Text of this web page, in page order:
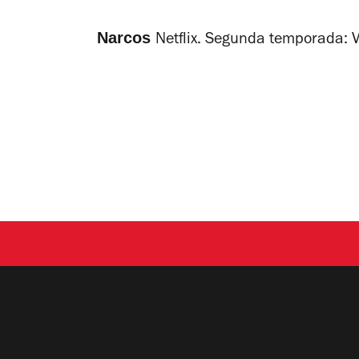
Narcos Netflix. Segunda temporada: